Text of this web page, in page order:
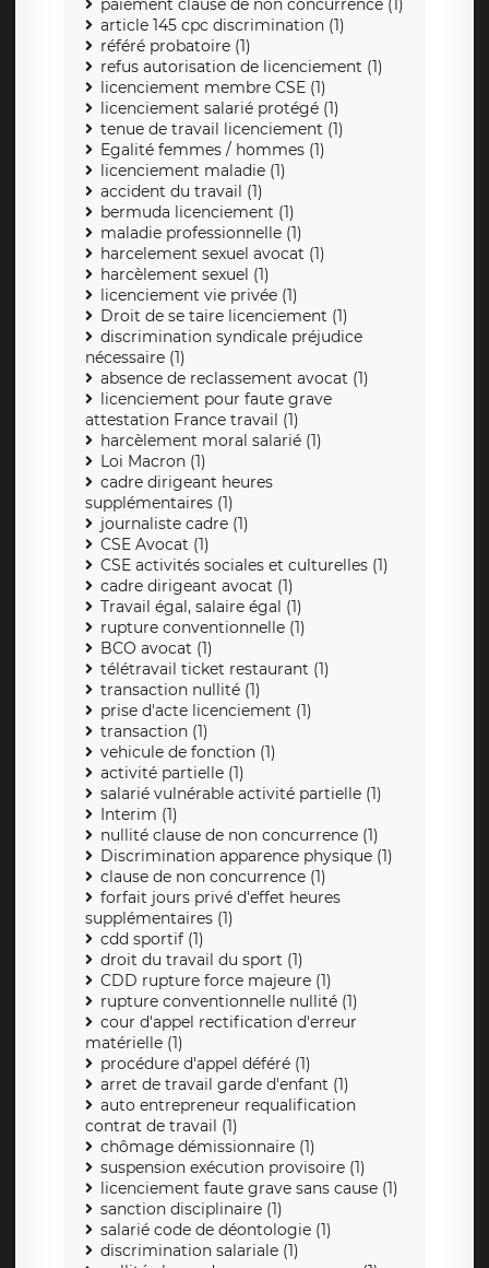
paiement clause de non concurrence (1)
article 145 cpc discrimination (1)
référé probatoire (1)
refus autorisation de licenciement (1)
licenciement membre CSE (1)
licenciement salarié protégé (1)
tenue de travail licenciement (1)
Egalité femmes / hommes (1)
licenciement maladie (1)
accident du travail (1)
bermuda licenciement (1)
maladie professionnelle (1)
harcelement sexuel avocat (1)
harcèlement sexuel (1)
licenciement vie privée (1)
Droit de se taire licenciement (1)
discrimination syndicale préjudice
nécessaire (1)
absence de reclassement avocat (1)
licenciement pour faute grave
attestation France travail (1)
harcèlement moral salarié (1)
Loi Macron (1)
cadre dirigeant heures
supplémentaires (1)
journaliste cadre (1)
CSE Avocat (1)
CSE activités sociales et culturelles (1)
cadre dirigeant avocat (1)
Travail égal, salaire égal (1)
rupture conventionnelle (1)
BCO avocat (1)
télétravail ticket restaurant (1)
transaction nullité (1)
prise d'acte licenciement (1)
transaction (1)
vehicule de fonction (1)
activité partielle (1)
salarié vulnérable activité partielle (1)
Interim (1)
nullité clause de non concurrence (1)
Discrimination apparence physique (1)
clause de non concurrence (1)
forfait jours privé d'effet heures
supplémentaires (1)
cdd sportif (1)
droit du travail du sport (1)
CDD rupture force majeure (1)
rupture conventionnelle nullité (1)
cour d'appel rectification d'erreur
matérielle (1)
procédure d'appel déféré (1)
arret de travail garde d'enfant (1)
auto entrepreneur requalification
contrat de travail (1)
chômage démissionnaire (1)
suspension exécution provisoire (1)
licenciement faute grave sans cause (1)
sanction disciplinaire (1)
salarié code de déontologie (1)
discrimination salariale (1)